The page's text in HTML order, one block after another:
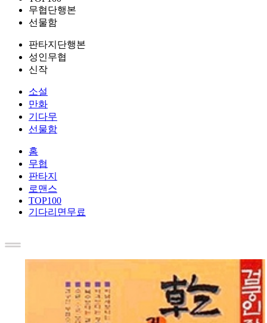
무협단행본
선물함
판타지단행본
성인무협
신작
소설
만화
기다무
선물함
홈
무협
판타지
로맨스
TOP100
기다리면무료